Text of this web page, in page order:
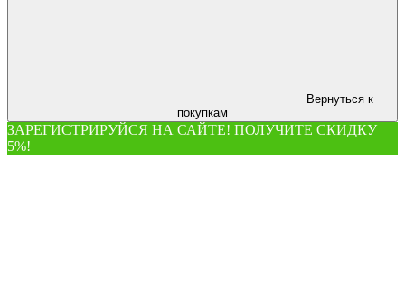
Вернуться к
покупкам
ЗАРЕГИСТРИРУЙСЯ НА САЙТЕ! ПОЛУЧИТЕ СКИДКУ
5%!